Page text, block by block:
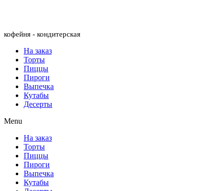
кофейня - кондитерская
На заказ
Торты
Пиццы
Пироги
Выпечка
Кутабы
Десерты
Menu
На заказ
Торты
Пиццы
Пироги
Выпечка
Кутабы